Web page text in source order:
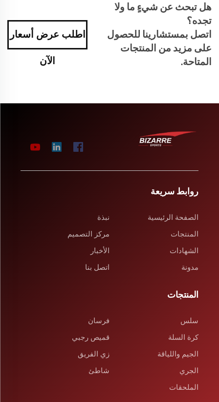
هل تبحث عن شيءٍ ما ولا
تجده؟
اتصل بمستشارينا للحصول
على مزيد من المنتجات
المتاحة.
اطلب عرض أسعار
الآن
روابط سريعة
الصفحة الرئيسية
نبذة
المنتجات
مركز التصميم
الشهادات
الأخبار
مدونة
اتصل بنا
المنتجات
سلس
فرسان
كرة السلة
قميص رجبي
الجيم واللياقة
زي الفريق
الجري
شاطئ
الملحقات